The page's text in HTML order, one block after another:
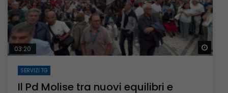
03:20
SERVIZI TG
Il Pd Molise tra nuovi equilibri e